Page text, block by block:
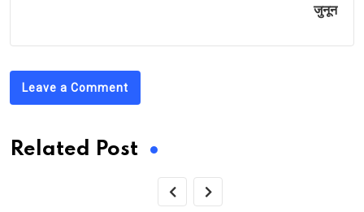
जुनून
Leave a Comment
Related Post